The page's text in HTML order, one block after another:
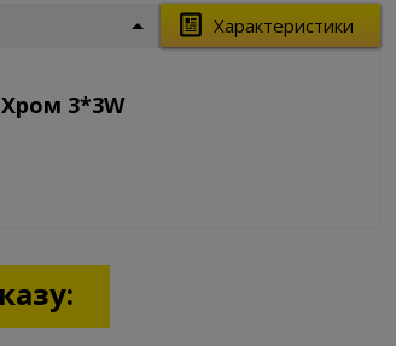
Характеристики
3*3W